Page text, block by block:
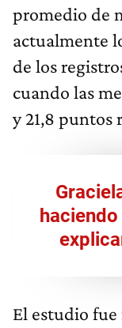
promedio de
actualmente
de los
cuando las
y 21,8 puntos
El estudio